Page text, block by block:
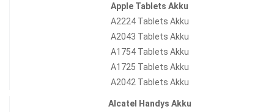
Apple Tablets Akku
A2224 Tablets Akku
A2043 Tablets Akku
A1754 Tablets Akku
A1725 Tablets Akku
A2042 Tablets Akku
Alcatel Handys Akku